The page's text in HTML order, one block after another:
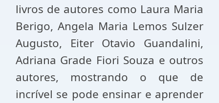
livros de autores como Laura Maria
Berigo, Angela Maria Lemos Sulzer
Augusto, Eiter Otavio Guandalini,
Adriana Grade Fiori Souza e outros
autores, mostrando o que de
incrível se pode ensinar e aprender